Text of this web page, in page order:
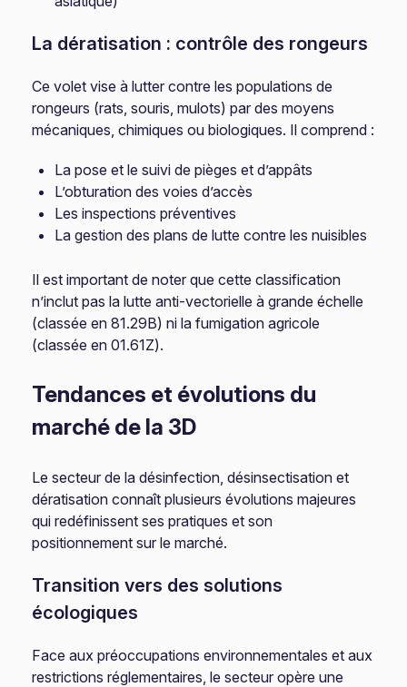
La dératisation : contrôle des rongeurs
Ce volet vise à lutter contre les populations de
rongeurs (rats, souris, mulots) par des moyens
mécaniques, chimiques ou biologiques. Il comprend :
La pose et le suivi de pièges et d’appâts
L’obturation des voies d’accès
Les inspections préventives
La gestion des plans de lutte contre les nuisibles
Il est important de noter que cette classification
n’inclut pas la lutte anti-vectorielle à grande échelle
(classée en 81.29B) ni la fumigation agricole
(classée en 01.61Z).
Tendances et évolutions du
marché de la 3D
Le secteur de la désinfection, désinsectisation et
dératisation connaît plusieurs évolutions majeures
qui redéfinissent ses pratiques et son
positionnement sur le marché.
Transition vers des solutions
écologiques
Face aux préoccupations environnementales et aux
restrictions réglementaires, le secteur opère une